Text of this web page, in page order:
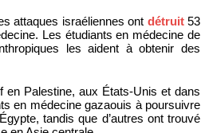
attaques israéliennes ont détruit53
Les étudiants en médecine de
les aident à obtenir des
en Palestine, aux États-Unis et dans
en médecine gazaouis à poursuivre
tandis que d’autres ont trouvé